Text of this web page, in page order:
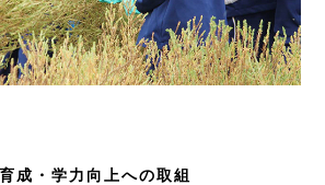
成・学力向上への取組